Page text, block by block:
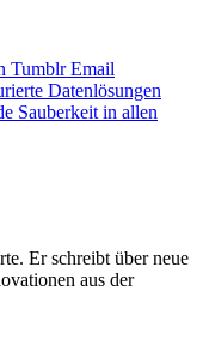
Tumblr Email
Datenlösungen
Sauberkeit in allen
Er schreibt über neue
aus der